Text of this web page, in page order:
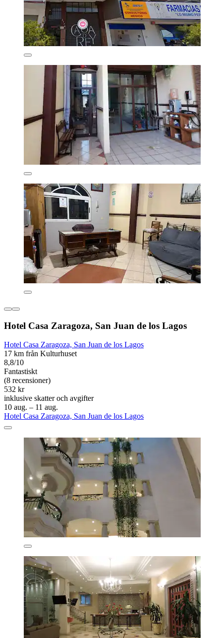
Hotel Casa Zaragoza, San Juan de los Lagos
Hotel Casa Zaragoza, San Juan de los Lagos
17 km från Kulturhuset
8,8/10
Fantastiskt
(8 recensioner)
532 kr
inklusive skatter och avgifter
10 aug. – 11 aug.
Hotel Casa Zaragoza, San Juan de los Lagos